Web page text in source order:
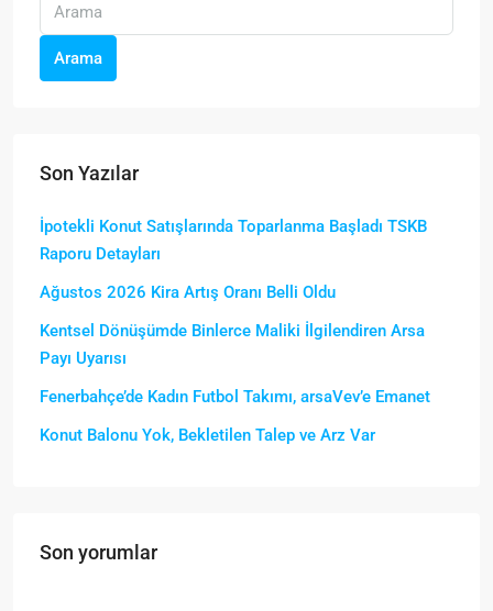
Arama
Son Yazılar
İpotekli Konut Satışlarında Toparlanma Başladı TSKB
Raporu Detayları
Ağustos 2026 Kira Artış Oranı Belli Oldu
Kentsel Dönüşümde Binlerce Maliki İlgilendiren Arsa
Payı Uyarısı
Fenerbahçe’de Kadın Futbol Takımı, arsaVev’e Emanet
Konut Balonu Yok, Bekletilen Talep ve Arz Var
Son yorumlar